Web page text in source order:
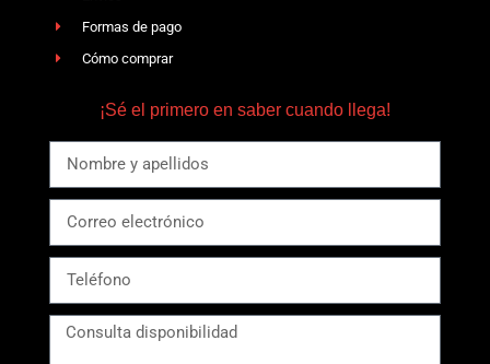
Formas de pago
Cómo comprar
¡Sé el primero en saber cuando llega!